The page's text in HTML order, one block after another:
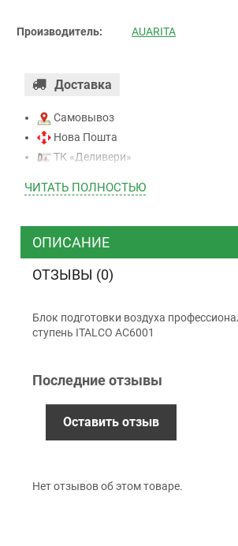
Производитель: AUARITA
Доставка
Самовывоз
Нова Пошта
ТК «Деливери»
ТК “Justin”
ТК ”УкрПочта”
Наличными
Приватбанк
Безналичный расчет (с НДС)
12 месяцев официальной гарантии от
ЧИТАТЬ ПОЛНОСТЬЮ
ОПИСАНИЕ
ОТЗЫВЫ (0)
Блок подготовки воздуха
ступень ITALCO AC6001
Последние отзывы
Оставить отзыв
Нет отзывов об этом товаре.